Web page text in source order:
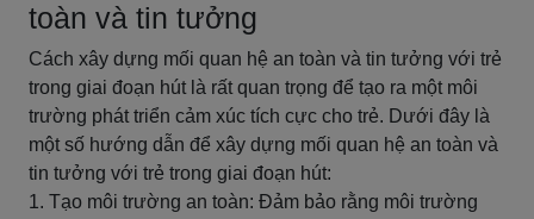
toàn và tin tưởng
Cách xây dựng mối quan hệ an toàn và tin tưởng với trẻ
trong giai đoạn hút là rất quan trọng để tạo ra một môi
trường phát triển cảm xúc tích cực cho trẻ. Dưới đây là
một số hướng dẫn để xây dựng mối quan hệ an toàn và
tin tưởng với trẻ trong giai đoạn hút:
1. Tạo môi trường an toàn: Đảm bảo rằng môi trường